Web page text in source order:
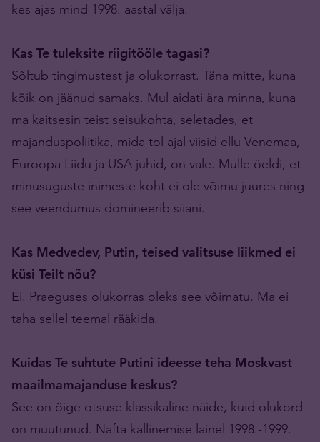
kes ajas mind 1998. aastal välja.
Kas Te tuleksite riigitööle tagasi?
Sõltub tingimustest ja olukorrast. Täna mitte, kuna
kõik on jäänud samaks. Mul aidati ära minna, kuna
ma kaitsesin teist seisukohta, seletades, et
majanduspoliitika, mida tol ajal viisid ellu Venemaa,
Euroopa Liidu ja USA juhid, on vale. Mulle öeldi, et
minusuguste inimeste koht ei ole võimu juures ning
see veendumus domineerib siiani.
Kas Medvedev, Putin, teised valitsuse liikmed ei
küsi Teilt nõu?
Ei. Praeguses olukorras oleks see võimatu. Ma ei
taha sellel teemal rääkida.
Kuidas Te suhtute Putini ideesse teha Moskvast
maailmamajanduse keskus?
See on õige otsuse klassikaline näide, kuid olukord
on muutunud. Nafta kallinemise lainel 1998.-1999.